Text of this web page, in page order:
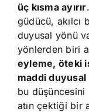
üç kısma ayırır
güdücü, akılcı
duyusal yönü
yönlerden biri
eyleme, öteki
maddi
bu
atın çektiği bir